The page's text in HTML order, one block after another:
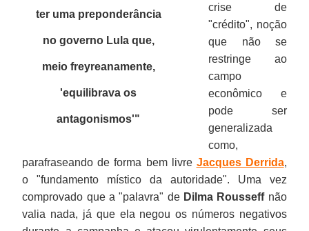
ter uma preponderância
no governo Lula que,
meio freyreanamente,
'equilibrava os
antagonismos'"
crise de
"crédito", noção
que não se
restringe ao
campo
econômico e
pode ser
generalizada
como,
parafraseando de forma bem livre Jacques Derrida,
o "fundamento místico da autoridade". Uma vez
comprovado que a "palavra" de Dilma Rousseffnão
valia nada, já que ela negou os números negativos